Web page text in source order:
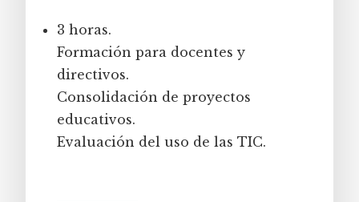
3 horas.
Formación para docentes y
directivos.
Consolidación de proyectos
educativos.
Evaluación del uso de las TIC.